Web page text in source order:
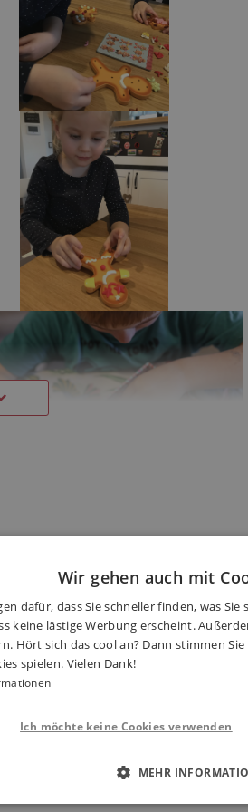
(38×)
Wir gehen auch mit
dafür, dass Sie schneller finden, was
keine lästige Werbung erscheint.
Hört sich das cool an? Dann stimmen
spielen. Vielen Dank!
Ich möchte keine Cookies verwenden
MEHR